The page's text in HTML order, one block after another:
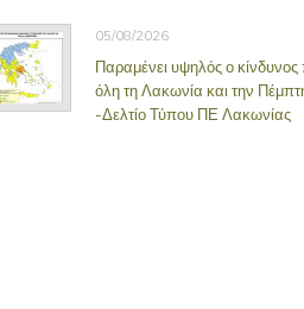
05/08/2026
Παραμένει υψηλός ο
όλη τη Λακωνία και την
-Δελτίο Τύπου ΠΕ Λακωνίας